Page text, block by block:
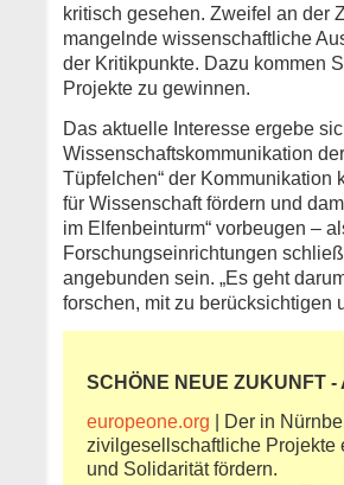
kritisch gesehen. Zweifel an der
mangelnde wissenschaftliche
der Kritikpunkte. Dazu kommen
Projekte zu gewinnen.
Das aktuelle Interesse ergebe
Wissenschaftskommunikation
Tüpfelchen“ der
für Wissenschaft fördern und
im Elfenbeinturm“ vorbeugen –
Forschungseinrichtungen
angebunden sein. „Es geht
forschen, mit zu berücksichtigen
SCHÖNE NEUE ZUKUNFT
europeone.org | Der in
zivilgesellschaftliche
und Solidarität fördern.